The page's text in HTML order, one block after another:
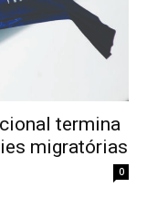
termina
migratórias
0